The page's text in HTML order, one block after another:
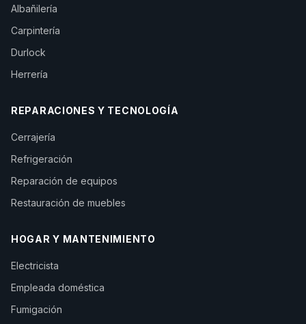
Albañilería
Carpintería
Durlock
Herrería
REPARACIONES Y TECNOLOGÍA
Cerrajería
Refrigeración
Reparación de equipos
Restauración de muebles
HOGAR Y MANTENIMIENTO
Electricista
Empleada doméstica
Fumigación